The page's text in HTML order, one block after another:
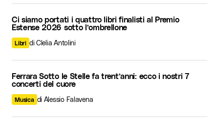
Ci siamo portati i quattro libri finalisti al Premio
Estense 2026 sotto l’ombrellone
Libri di Clelia Antolini
Ferrara Sotto le Stelle fa trent’anni: ecco i nostri 7
concerti del cuore
Musica di Alessio Falavena